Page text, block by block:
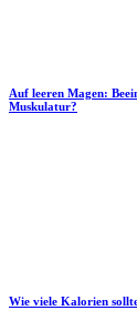
Auf leeren Magen:
Muskulatur?
Wie viele Kalorien